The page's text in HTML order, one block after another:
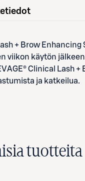
+ Brow
viikon käytön
Clinical Lash
ja katkeilua.
tuotteita